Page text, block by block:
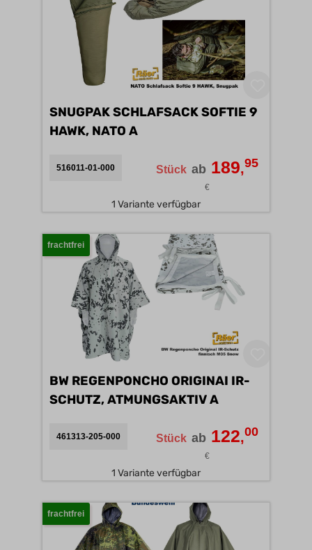
SNUGPAK SCHLAFSACK SOFTIE 9
HAWK, NATO A
516011-01-000 Stück ab 189,95
€
1 Variante verfügbar
frachtfrei
BW REGENPONCHO ORIGINAI IR-
SCHUTZ, ATMUNGSAKTIV A
461313-205-000 Stück ab 122,00
€
1 Variante verfügbar
frachtfrei